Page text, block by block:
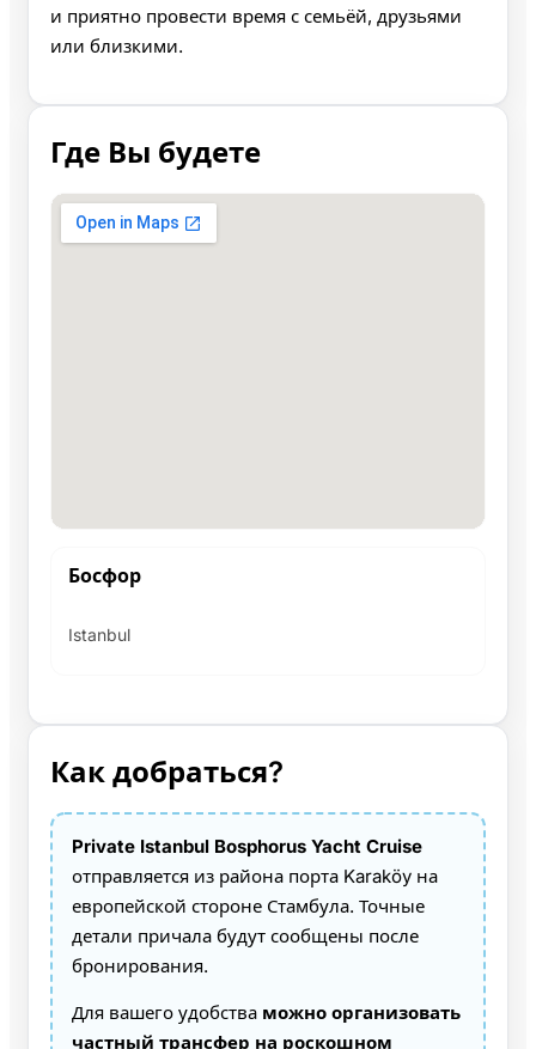
и приятно провести время с семьёй, друзьями
или близкими.
Где Вы будете
Босфор
Istanbul
Как добраться?
Private Istanbul Bosphorus Yacht Cruise
отправляется из района порта Karaköy на
европейской стороне Стамбула. Точные
детали причала будут сообщены после
бронирования.
Для вашего удобства можно организовать
частный трансфер на роскошном